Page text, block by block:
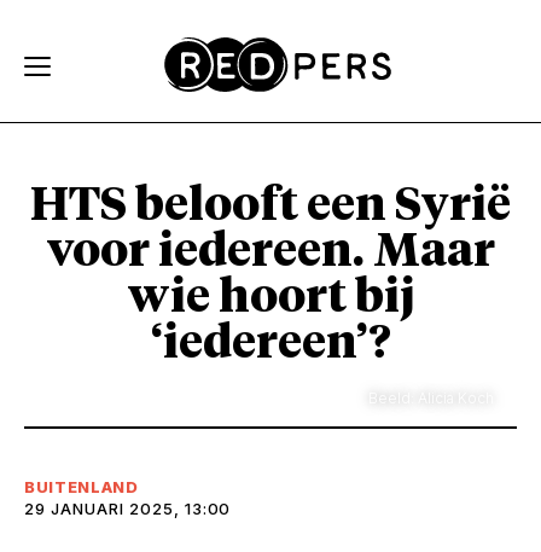
HTS belooft een Syrië
voor iedereen. Maar
wie hoort bij
‘iedereen’?
BUITENLAND
29 JANUARI 2025, 13:00